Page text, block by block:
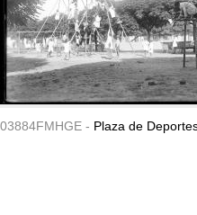
03884FMHGE - Plaza de